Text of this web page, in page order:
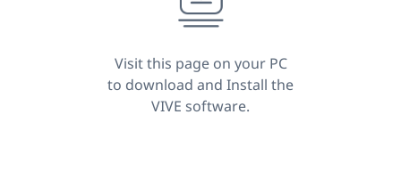
Visit this page on your PC
to download and Install the
VIVE software.